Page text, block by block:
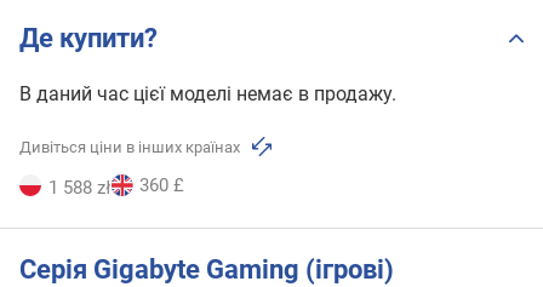
Де купити?
В даний час цієї моделі немає в продажу.
Дивіться ціни в інших країнах
1 588 zł 360 £
Серія Gigabyte Gaming (ігрові)